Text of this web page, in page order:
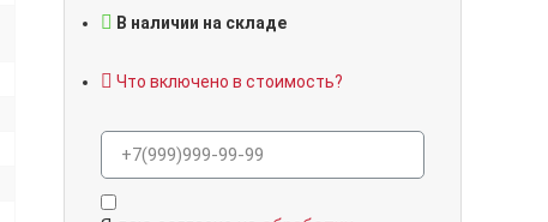
В наличии на складе
Что включено в стоимость?